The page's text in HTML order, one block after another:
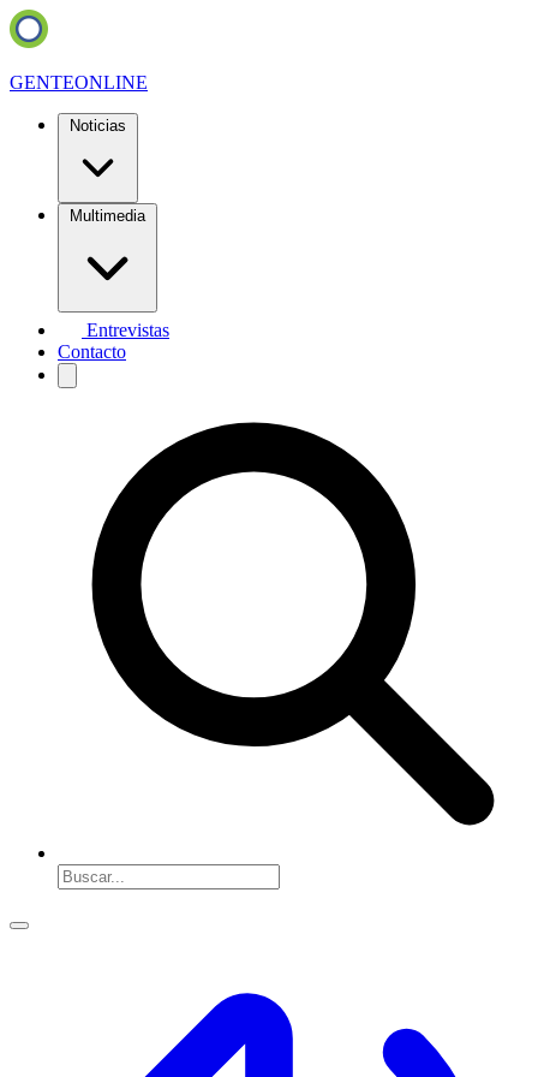
GENTEONLINE
Noticias
Multimedia
Entrevistas
Contacto